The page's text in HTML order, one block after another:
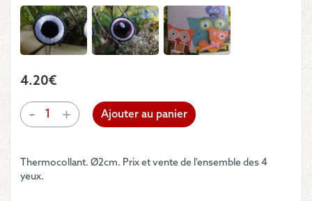
4.20€
-
quantité
de
Paires
d'yeux
+ Ajouter au panier
Thermocollant. Ø2cm. Prix et vente de l'ensemble des 4
yeux.